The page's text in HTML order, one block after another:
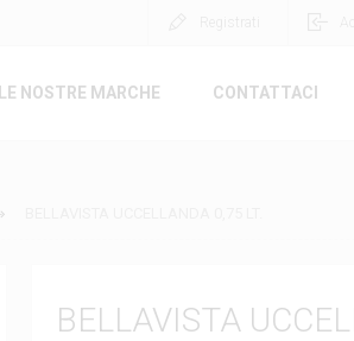
LE NOSTRE MARCHE CONTATTACI
BELLAVISTA